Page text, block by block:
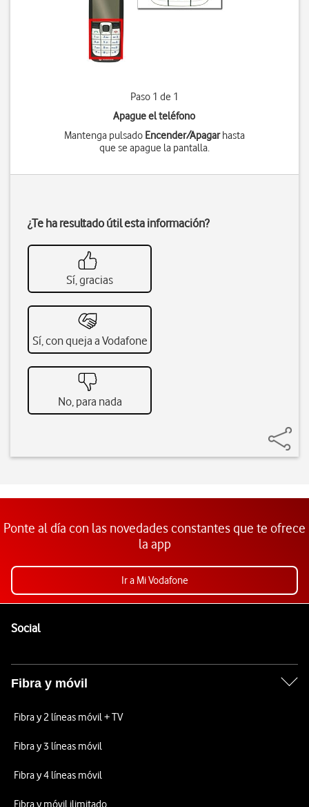
Paso 1 de 1
Apague el teléfono
Mantenga pulsado Encender/Apagarhasta
que se apague la pantalla.
¿Te ha resultado útil esta información?
Sí, gracias
Sí, con queja a Vodafone
No, para nada
Ponte al día con las novedades constantes que te ofrece
la app
Ir a Mi Vodafone
SocialEnlaces a las redes sociales de Vodafone
Fibra y móvil
Fibra y 2 líneas móvil + TV
Fibra y 3 líneas móvil
Fibra y 4 líneas móvil
Fibra y móvil ilimitado